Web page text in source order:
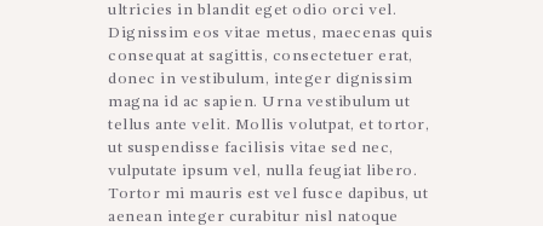
ultricies in blandit eget odio orci vel.
Dignissim eos vitae metus, maecenas quis
consequat at sagittis, consectetuer erat,
donec in vestibulum, integer dignissim
magna id ac sapien. Urna vestibulum ut
tellus ante velit. Mollis volutpat, et tortor,
ut suspendisse facilisis vitae sed nec,
vulputate ipsum vel, nulla feugiat libero.
Tortor mi mauris est vel fusce dapibus, ut
aenean integer curabitur nisl natoque